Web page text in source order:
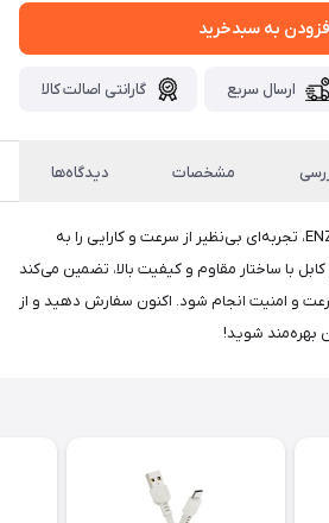
به سبدخرید
ارسال سریع گارانتی اصالت کالا
مشخصات دیدگاه‌ها
با کابل شارژ تایپ سی ENZO T-32، تجربه‌ای بی‌نظیر از سرعت و کارایی را به
با ساختار مقاوم و کیفیت بالا، تضمین می‌کند
و امنیت انجام شود. اکنون سفارش دهید و از
بهره‌مند شوید!